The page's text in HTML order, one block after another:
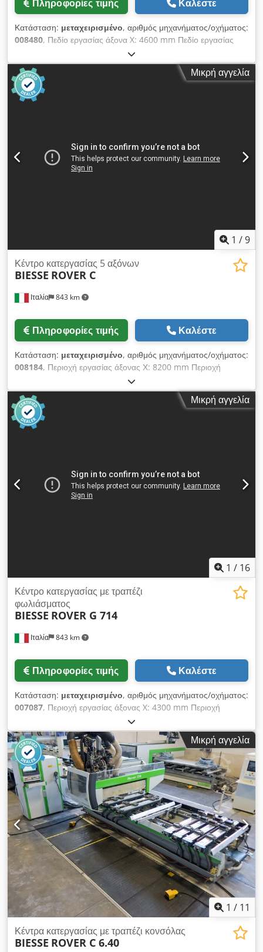
Πληροφορίες τιμής Καλέστε
Κατάσταση: μεταχειρισμένο, αριθμός μηχανήματος/οχήματος:
008480, Πεδίο εργασίας άξονα X: 4600 mm Πεδίο εργασίας
άξονα Y: 1550 mm Επίπεδο εργασίας: Με βάσεις στήριξης με
αναρρόφηση κενού Ισχύς κύριου άξονα: 15 KW Αριθμός
ελεγχόμενων αξόνων: 5 άξονες Crjdoy Edqkepfx Akwof
Αριθμός αξόνων τρυπανιού: 31 Αριθμός θέσεων εργαλείων: 58
Μικρή αγγελία
1 /9
Ιταλία 843 km
Κέντρο κατεργασίας 5 αξόνων
BIESSE ROVER C
Πληροφορίες τιμής Καλέστε
Κατάσταση: μεταχειρισμένο, αριθμός μηχανήματος/οχήματος:
008184, Περιοχή εργασίας άξονας Χ: 8200 mm Περιοχή
εργασίας άξονας Υ: 1600 mm Εργαζόμενη επιφάνεια: με
στηρίγματα κονσόλας κενού Ισχύς κύριας ατράκτου: 13 kW
Αριθμός ελεγχόμενων αξόνων: 5 άξονες Αριθμός θέσεων
εργαλείων: 22 Cjdpfjyxmv Nex Akworf
Μικρή αγγελία
1 / 16
Ιταλία 843 km
Κέντρο κατεργασίας με τραπέζι
φωλιάσματος
BIESSE ROVER G 714
Πληροφορίες τιμής Καλέστε
Κατάσταση: μεταχειρισμένο, αριθμός μηχανήματος/οχήματος:
007087, Περιοχή εργασίας άξονας X: 4300 mm Περιοχή
εργασίας άξονας Y: 2200 mm Εργαζόμενη επιφάνεια: Τραπέζι
nesting Ισχύς κύρινης ατράκτου: 12 kW Cedpfsy Nkrvox
Akworf Αριθμός ελεγχόμενων αξόνων: 4 άξονες Αριθμός
τρυπανιών ατράκτου: 40 Αριθμός θέσεων εργαλείων: 30
Μικρή αγγελία
1 / 11
Κέντρα κατεργασίας με τραπέζι κονσόλας
BIESSE ROVER C 6.40